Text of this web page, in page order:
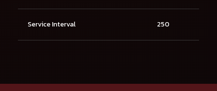
Service Interval 250